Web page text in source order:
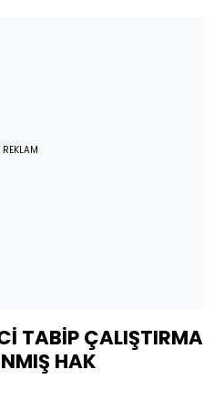
REKLAM
TABİP ÇALIŞTIRMA
HAK